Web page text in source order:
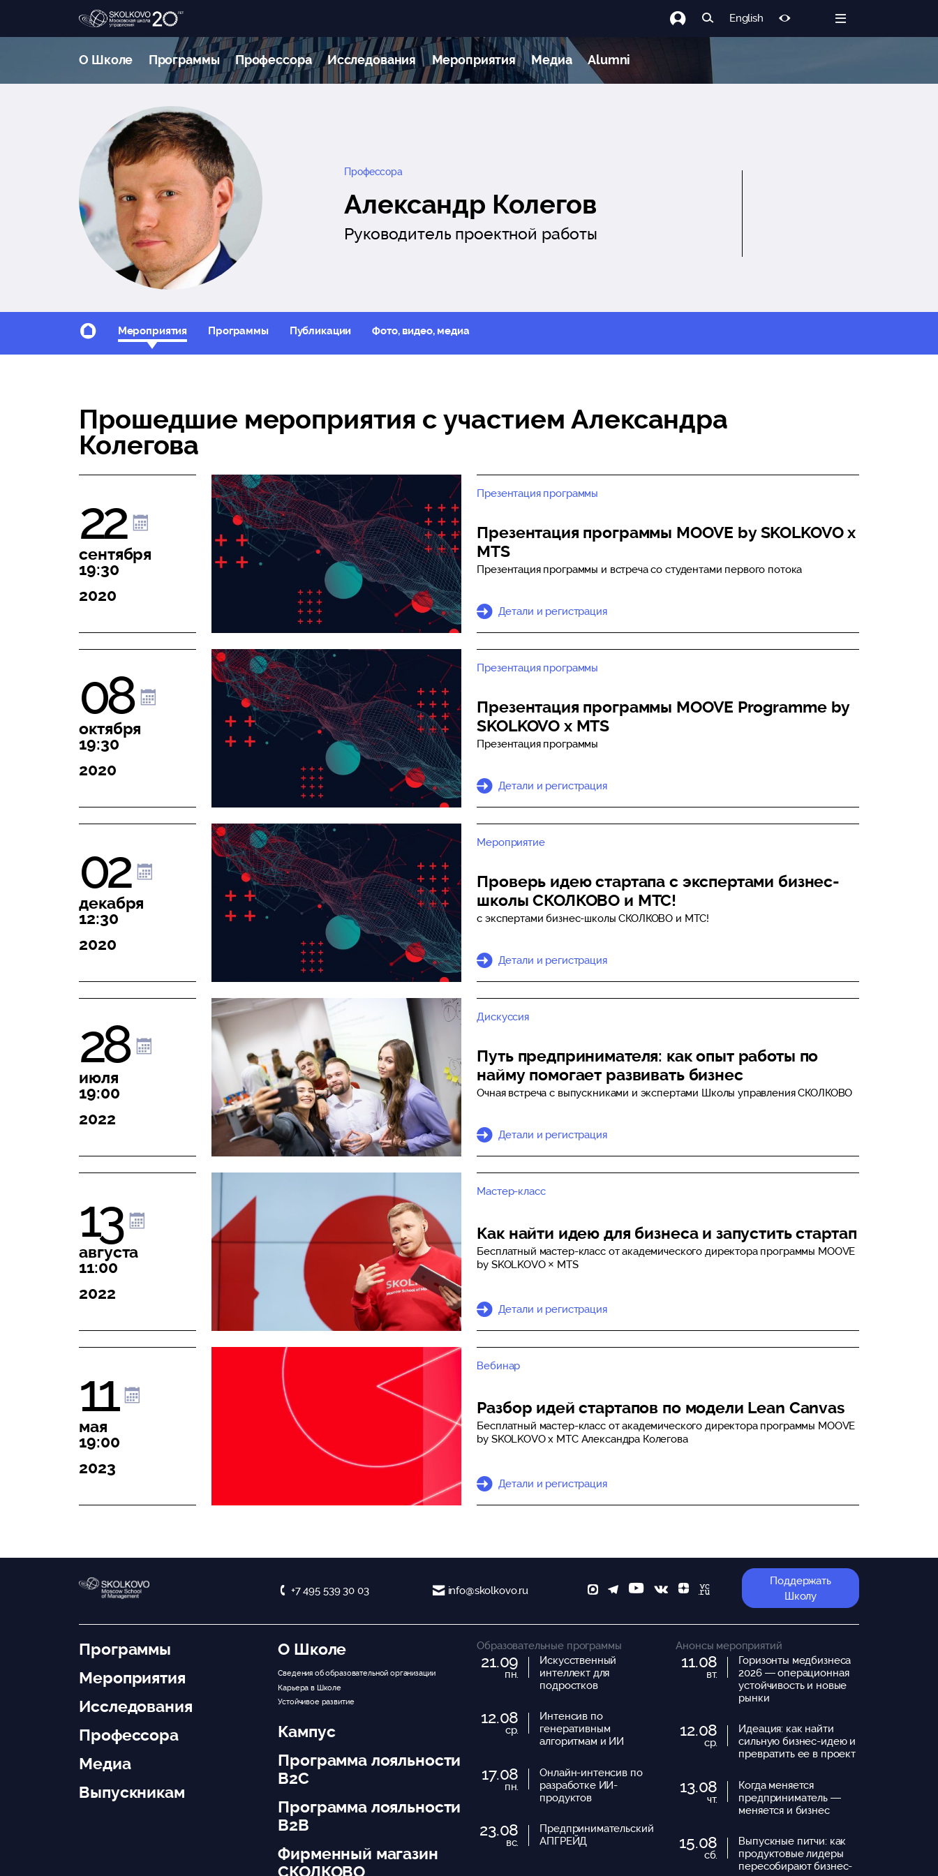
English
О Школе Программы Профессора Исследования Мероприятия Медиа Alumni
Профессора
Александр Колегов
Руководитель проектной работы
Мероприятия Программы Публикации Фото, видео, медиа
Прошедшие мероприятия с участием Александра
Колегова
22
сентября
19:30
2020
Презентация программы
Презентация программы MOOVE by SKOLKOVO x
MTS
Презентация программы и встреча со студентами первого потока
Детали и регистрация
08
октября
19:30
2020
Презентация программы
Презентация программы MOOVE Programme by
SKOLKOVO x MTS
Презентация программы
Детали и регистрация
02
декабря
12:30
2020
Мероприятие
Проверь идею стартапа с экспертами бизнес-
школы СКОЛКОВО и МТС!
с экспертами бизнес-школы СКОЛКОВО и МТС!
Детали и регистрация
28
июля
19:00
2022
Дискуссия
Путь предпринимателя: как опыт работы по
найму помогает развивать бизнес
Очная встреча с выпускниками и экспертами Школы управления СКОЛКОВО
Детали и регистрация
13
августа
11:00
2022
Мастер-класс
Как найти идею для бизнеса и запустить стартап
Бесплатный мастер-класс от академического директора программы MOOVE
by SKOLKOVO × MTS
Детали и регистрация
11
мая
19:00
2023
Вебинар
Разбор идей стартапов по модели Lean Canvas
Бесплатный мастер-класс от академического директора программы MOOVE
by SKOLKOVO x MTС Александра Колегова
Детали и регистрация
+7 495 539 30 03 info@skolkovo.ru
Поддержать
Школу
Программы
Мероприятия
Исследования
Профессора
Медиа
Выпускникам
О Школе
Сведения об образовательной организации
Карьера в Школе
Устойчивое развитие
Кампус
Программа лояльности
B2C
Программа лояльности
B2B
Фирменный магазин
СКОЛКОВО
Образовательные программы
21.09
пн.
Искусственный
интеллект для
подростков
12.08
ср.
Интенсив по
генеративным
алгоритмам и ИИ
17.08
пн.
Онлайн-интенсив по
разработке ИИ-
продуктов
23.08
вс.
Предпринимательский
АПГРЕЙД
Анонсы мероприятий
11.08
вт.
Горизонты медбизнеса
2026 — операционная
устойчивость и новые
рынки
12.08
ср.
Идеация: как найти
сильную бизнес-идею и
превратить ее в проект
13.08
чт.
Когда меняется
предприниматель —
меняется и бизнес
15.08
сб.
Выпускные питчи: как
продуктовые лидеры
пересобирают бизнес-